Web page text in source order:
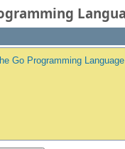
Go Programming Language